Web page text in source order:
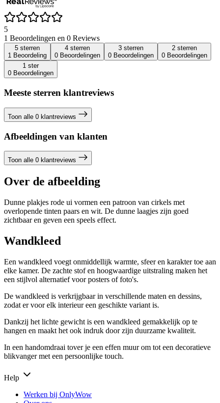
5
1 Beoordelingen en 0 Reviews
5 sterren
1 Beoordeling
4 sterren
0 Beoordelingen
3 sterren
0 Beoordelingen
2 sterren
0 Beoordelingen
1 ster
0 Beoordelingen
Meeste sterren klantreviews
Toon alle 0 klantreviews
Afbeeldingen van klanten
Toon alle 0 klantreviews
Over de afbeelding
Dunne plakjes rode ui vormen een patroon van cirkels met
overlopende tinten paars en wit. De dunne laagjes zijn goed
zichtbaar en geven een speels effect.
Wandkleed
Een wandkleed voegt onmiddellijk warmte, sfeer en karakter toe aan
elke kamer. De zachte stof en hoogwaardige uitstraling maken het
een stijlvol alternatief voor posters of foto's.
De wandkleed is verkrijgbaar in verschillende maten en dessins,
zodat er voor elk interieur een geschikte variant is.
Dankzij het lichte gewicht is een wandkleed gemakkelijk op te
hangen en maakt het ook indruk door zijn duurzame kwaliteit.
In een handomdraai tover je een effen muur om tot een decoratieve
blikvanger met een persoonlijke touch.
Help
Werken bij OnlyWow